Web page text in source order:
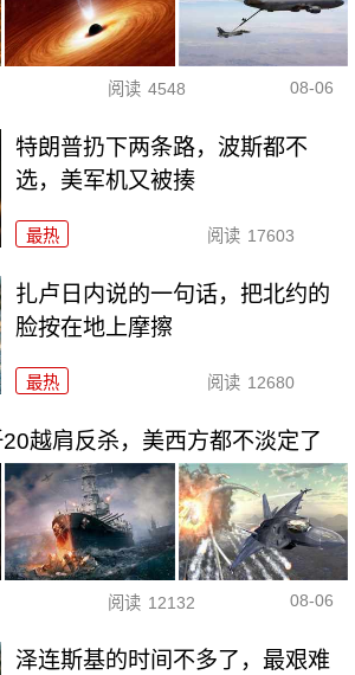
阅读 4548 08-06
特朗普扔下两条路，波斯都不
选，美军机又被揍
最热 阅读 17603
扎卢日内说的一句话，把北约的
脸按在地上摩擦
最热 阅读 12680
越肩反杀，美西方都不淡定了
阅读 12132 08-06
泽连斯基的时间不多了，最艰难